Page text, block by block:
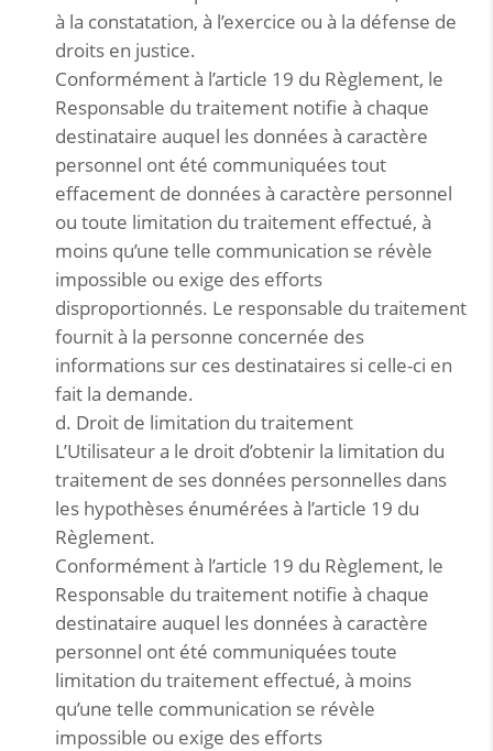
à la constatation, à l’exercice ou à la défense de
droits en justice.
Conformément à l’article 19 du Règlement, le
Responsable du traitement notifie à chaque
destinataire auquel les données à caractère
personnel ont été communiquées tout
effacement de données à caractère personnel
ou toute limitation du traitement effectué, à
moins qu’une telle communication se révèle
impossible ou exige des efforts
disproportionnés. Le responsable du traitement
fournit à la personne concernée des
informations sur ces destinataires si celle-ci en
fait la demande.
d. Droit de limitation du traitement
L’Utilisateur a le droit d’obtenir la limitation du
traitement de ses données personnelles dans
les hypothèses énumérées à l’article 19 du
Règlement.
Conformément à l’article 19 du Règlement, le
Responsable du traitement notifie à chaque
destinataire auquel les données à caractère
personnel ont été communiquées toute
limitation du traitement effectué, à moins
qu’une telle communication se révèle
impossible ou exige des efforts